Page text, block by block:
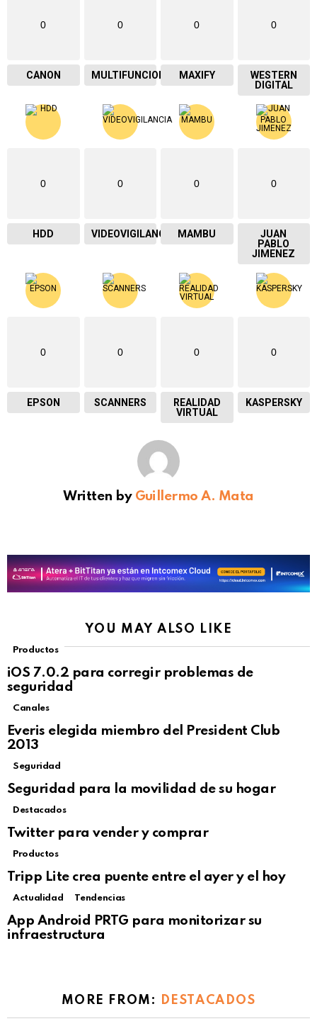
0
CANON
0
MULTIFUNCIONAL
0
MAXIFY
0
WESTERN
DIGITAL
0
HDD
0
VIDEOVIGILANCIA
0
MAMBU
0
JUAN
PABLO
JIMENEZ
0
EPSON
0
SCANNERS
0
REALIDAD
VIRTUAL
0
KASPERSKY
Written by Guillermo A. Mata
YOU MAY ALSO LIKE
Productos
iOS 7.0.2 para corregir problemas de
seguridad
Canales
Everis elegida miembro del President Club
2013
Seguridad
Seguridad para la movilidad de su hogar
Destacados
Twitter para vender y comprar
Productos
Tripp Lite crea puente entre el ayer y el hoy
Click to view this post
Actualidad Tendencias
App Android PRTG para monitorizar su
infraestructura
MORE FROM: DESTACADOS